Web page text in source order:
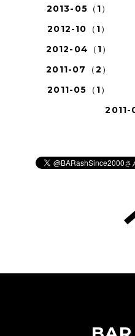
2013-05（1）
2012-10（1）
2012-04（1）
2011-07（2）
2011-05（1）
2011-